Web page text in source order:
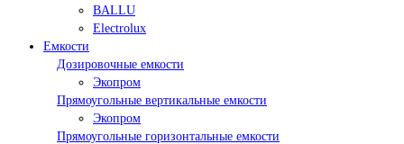
BALLU
Electrolux
Емкости
Дозировочные емкости
Экопром
Прямоугольные вертикальные емкости
Экопром
Прямоугольные горизонтальные емкости